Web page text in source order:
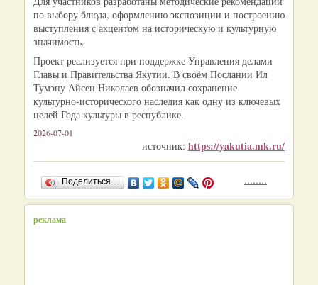
по выбору блюда, оформлению экспозиции и построению
выступления с акцентом на историческую и культурную
значимость.
Проект реализуется при поддержке Управления делами
Главы и Правительства Якутии. В своём Послании Ил
Тумэну Айсен Николаев обозначил сохранение
культурно-исторического наследия как одну из ключевых
целей Года культуры в республике.
2026-07-01
источник: https://yakutia.mk.ru/
Поделиться… ........
реклама